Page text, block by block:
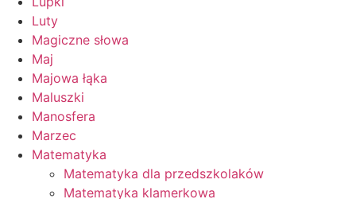
Luty
Magiczne słowa
Maj
Majowa łąka
Maluszki
Manosfera
Marzec
Matematyka
Matematyka dla przedszkolaków
Matematyka klamerkowa